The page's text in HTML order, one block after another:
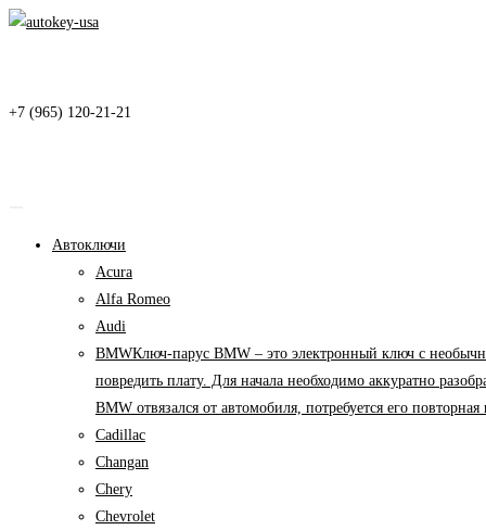
Перейти
+7 (965) 120-21-21
Автоключи
Acura
Alfa Romeo
Audi
BMWКлюч-парус BMW – это электронный ключ с
повредить плату. Для начала необходимо аккуратно
BMW отвязался от автомобиля, потребуется его
Cadillac
Changan
Chery
Chevrolet